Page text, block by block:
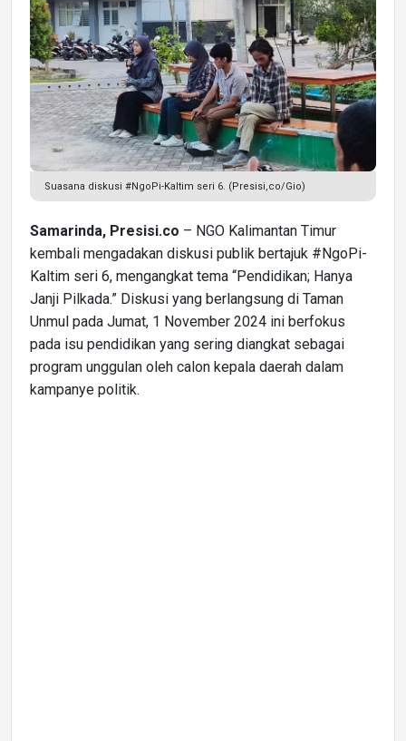
Suasana diskusi #NgoPi-Kaltim seri 6. (Presisi,co/Gio)
Samarinda, Presisi.co – NGO Kalimantan Timur
kembali mengadakan diskusi publik bertajuk #NgoPi-
Kaltim seri 6, mengangkat tema “Pendidikan; Hanya
Janji Pilkada.” Diskusi yang berlangsung di Taman
Unmul pada Jumat, 1 November 2024 ini berfokus
pada isu pendidikan yang sering diangkat sebagai
program unggulan oleh calon kepala daerah dalam
kampanye politik.